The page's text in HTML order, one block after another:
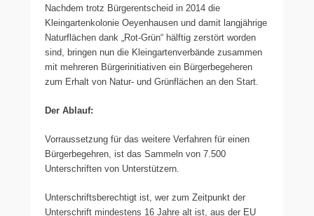
Nachdem trotz Bürgerentscheid in 2014 die
Kleingartenkolonie Oeyenhausen und damit langjährige
Naturflächen dank „Rot-Grün“ hälftig zerstört worden
sind, bringen nun die Kleingartenverbände zusammen
mit mehreren Bürgerinitiativen ein Bürgerbegeheren
zum Erhalt von Natur- und Grünflächen an den Start.
Der Ablauf:
Vorraussetzung für das weitere Verfahren für einen
Bürgerbegehren, ist das Sammeln von 7.500
Unterschriften von Unterstützern.
Unterschriftsberechtigt ist, wer zum Zeitpunkt der
Unterschrift mindestens 16 Jahre alt ist, aus der EU